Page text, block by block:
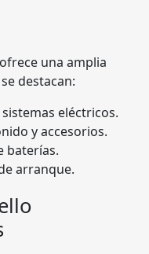
ofrece una amplia
destacan:
eléctricos.
y accesorios.
baterías.
arranque.